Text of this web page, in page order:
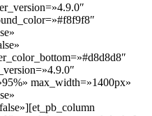
max_width=»1400px»